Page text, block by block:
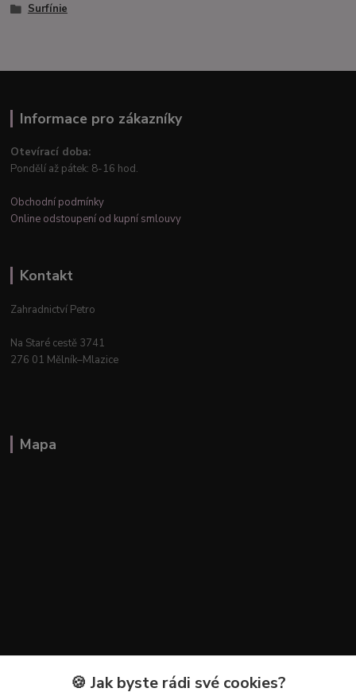
Surfínie
Informace pro zákazníky
Otevírací doba:
Pondělí až pátek: 8-16 hod.
Obchodní podmínky
Online odstoupení od kupní smlouvy
Kontakt
Zahradnictví Petro
Na Staré cestě 3741
276 01 Mělník–Mlazice
Mapa
Kontakty🍪 Jak byste rádi své cookies?